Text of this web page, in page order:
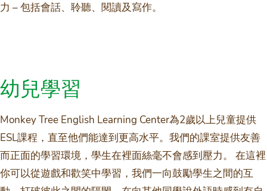
力 – 包括會話、聆聽、閱讀及寫作。
幼兒學習
Monkey Tree English Learning Center為2歲以上兒童提供
ESL課程，直至他們能達到更高水平。我們的課室提供友善
而正面的學習環境，學生在裡面絲毫不會感到壓力。 在這裡
你可以從遊戲和歡笑中學習，我們一向鼓勵學生之間的互